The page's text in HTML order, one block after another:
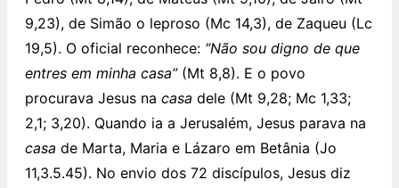
9,23), de Simão o leproso (Mc 14,3), de Zaqueu (Lc
19,5). O oficial reconhece: “Não sou digno de que
entres em minha casa”(Mt 8,8). E o povo
procurava Jesus na casa dele (Mt 9,28; Mc 1,33;
2,1; 3,20). Quando ia a Jerusalém, Jesus parava na
casa de Marta, Maria e Lázaro em Betânia (Jo
11,3.5.45). No envio dos 72 discípulos, Jesus diz